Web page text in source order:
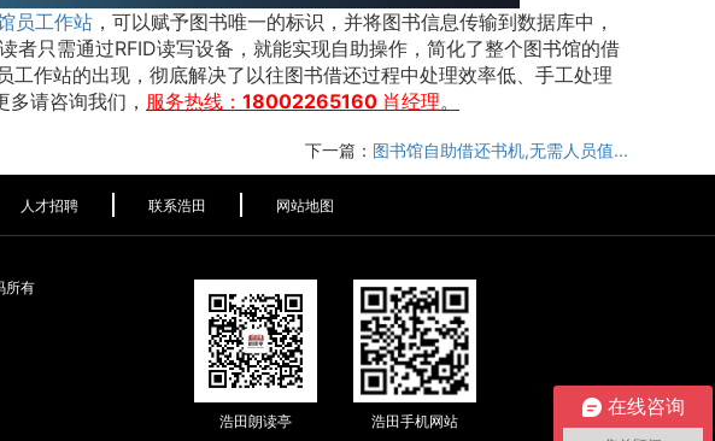
员工作站 ，可以赋予图书唯一的标识，并将图书信息传输到数据库中，
者只需通过RFID读写设备，就能实现自助操作，简化了整个图书馆的借
工作站的出现，彻底解决了以往图书借还过程中处理效率低、手工处理
请咨询我们， 服务热线： 18002265160 肖经理。
下一篇： 图书馆自助借还书机,无需人员值...
人才招聘 联系浩田 网站地图
所有
浩田朗读亭 浩田手机网站
在线咨询